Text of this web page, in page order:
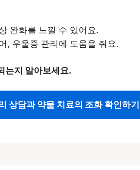
완화를 느낄 수 있어요.
, 우울증 관리에 도움을 줘요.
는지 알아보세요.
상담과 약물 치료의 조화 확인하기